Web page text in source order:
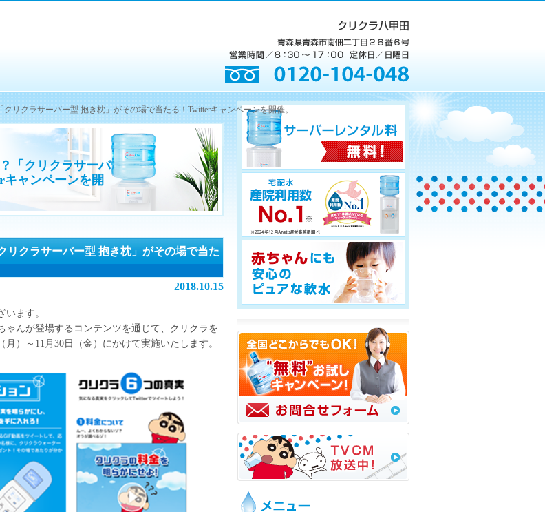
「クリクラサーバ
ャンペーンを開
リクラサーバー型 抱き枕」がその場で当た
2018.10.15
ます。
んが登場するコンテンツを通じて、クリクラを
）～11月30日（金）にかけて実施いたします。
リクラサーバー型 抱き枕」がその場で当たる！Twitterキャンペーンを開催。